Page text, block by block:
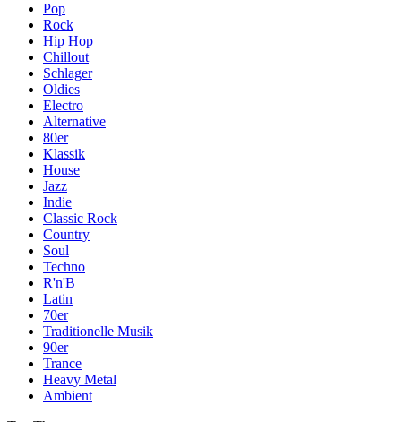
Pop
Rock
Hip Hop
Chillout
Schlager
Oldies
Electro
Alternative
80er
Klassik
House
Jazz
Indie
Classic Rock
Country
Soul
Techno
R'n'B
Latin
70er
Traditionelle Musik
90er
Trance
Heavy Metal
Ambient